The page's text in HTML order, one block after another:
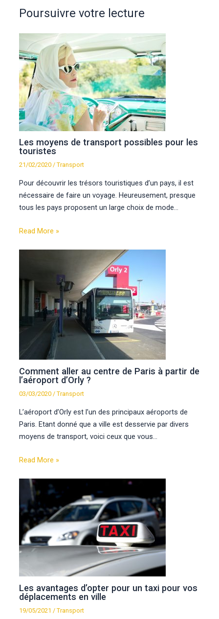
Poursuivre votre lecture
Les moyens de transport possibles pour les
touristes
21/02/2020/Transport
Pour découvrir les trésors touristiques d’un pays, il est
nécessaire de faire un voyage. Heureusement, presque
tous les pays proposent un large choix de mode…
Read More »
Comment aller au centre de Paris à partir de
l’aéroport d’Orly ?
03/03/2020/Transport
L’aéroport d’Orly est l’un des principaux aéroports de
Paris. Etant donné que a ville est desservie par divers
moyens de transport, voici ceux que vous…
Read More »
Les avantages d’opter pour un taxi pour vos
déplacements en ville
19/05/2021 /Transport